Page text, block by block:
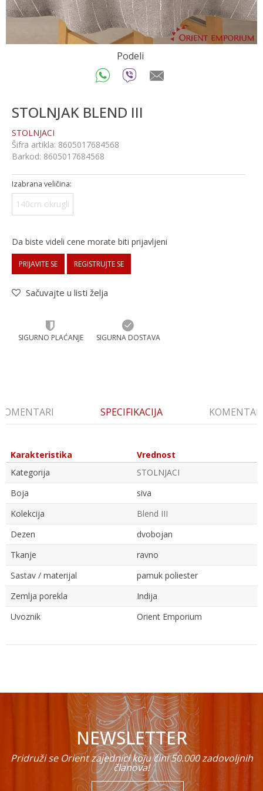
Podeli
STOLNJAK BLEND III
STOLNJACI
Šifra artikla: 8605017684568
Barkod: 8605017684568
Izabrana veličina:
140cm okrugli
Da biste videli cene morate biti prijavljeni
PRIJAVITE SE REGISTRUJTE SE
Sačuvajte u listi želja
SIGURNO PLAĆANJE SIGURNA DOSTAVA
SPECIFIKACIJA
Karakteristika
Vrednost
Kategorija
STOLNJACI
Boja
siva
Kolekcija
Blend III
Dezen
dvobojan
Tkanje
ravno
Sastav / materijal
pamuk poliester
Zemlja porekla
Indija
Uvoznik
Orient Emporium
NEWSLETTER
Pridruži se Orient zajednici koju čini 50.000 zadovoljnih
članova!